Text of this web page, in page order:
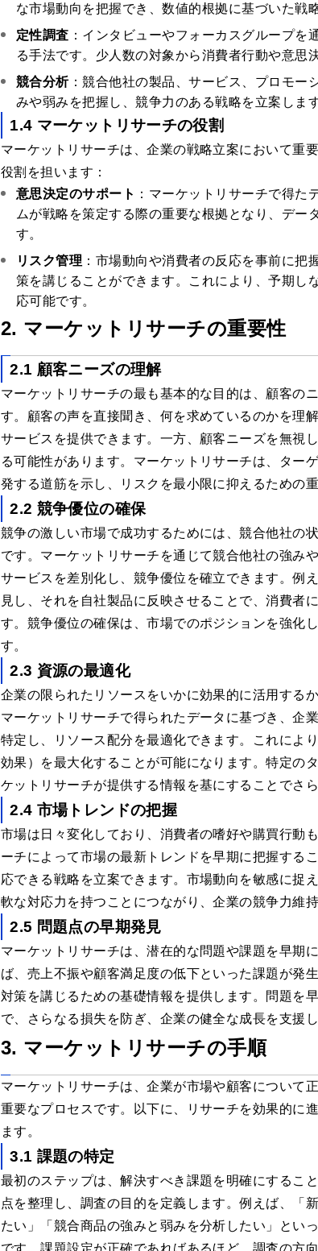
な市場動向を把握でき、数値的根拠に基づいた戦
定性調査 ：インタビューやフォーカスグループ
る手法です。少人数の対象から消費者行動や意思
競合分析：競合他社の製品、サービス、プロモー
みや弱みを把握し、競争力のある戦略を立案します
1.4 マーケットリサーチの役割
マーケットリサーチは、企業の戦略立案において重
役割を担います：
意思決定のサポート ：マーケットリサーチで得た
ムが戦略を策定する際の重要な根拠となり、デー
す。
リスク管理 ：市場動向や消費者の反応を事前に
策を講じることができます。これにより、予期し
応可能です。
2. マーケットリサーチの重要性
2.1 顧客ニーズの理解
マーケットリサーチの最も基本的な目的は、顧客の
す。顧客の声を直接聞き、何を求めているのかを理
サービスを提供できます。一方、顧客ニーズを無視
る可能性があります。マーケットリサーチは、ター
発する道筋を示し、リスクを最小限に抑えるための
2.2 競争優位の確保
競争の激しい市場で成功するためには、競合他社の
です。マーケットリサーチを通じて競合他社の強み
サービスを差別化し、競争優位を確立できます。例
見し、それを自社製品に反映させることで、消費者
す。競争優位の確保は、市場でのポジションを強化
す。
2.3 資源の最適化
企業の限られたリソースをいかに効果的に活用する
マーケットリサーチで得られたデータに基づき、企
特定し、リソース配分を最適化できます。これによ
効果）を最大化することが可能になります。特定の
ケットリサーチが提供する情報を基にすることでさ
2.4 市場トレンドの把握
市場は日々変化しており、消費者の嗜好や購買行動
ーチによって市場の最新トレンドを早期に把握する
応できる戦略を立案できます。市場動向を敏感に捉
軟な対応力を持つことにつながり、企業の競争力維
2.5 問題点の早期発見
マーケットリサーチは、潜在的な問題や課題を早期
ば、売上不振や顧客満足度の低下といった課題が発
対策を講じるための基礎情報を提供します。問題を
で、さらなる損失を防ぎ、企業の健全な成長を支援し
3. マーケットリサーチの手順
マーケットリサーチは、企業が市場や顧客について
重要なプロセスです。以下に、リサーチを効果的に
ます。
3.1 課題の特定
最初のステップは、解決すべき課題を明確にするこ
点を整理し、調査の目的を定義します。例えば、「
たい」「競合商品の強みと弱みを分析したい」とい
です。課題設定が正確であればあるほど、調査の方